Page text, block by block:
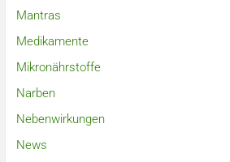
Mantras
Medikamente
Mikronährstoffe
Narben
Nebenwirkungen
News